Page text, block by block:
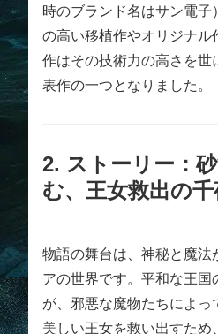
時のブランド名はサン電子
の高い移植作やオリジナル
作はその技術力の高さを世
表作の一つとなりました。
2. ストーリー：
む、王女救出の
物語の舞台は、神秘と魔法
アの世界です。平和な王国
が、邪悪な魔物たちによっ
美しい王女を救い出すため